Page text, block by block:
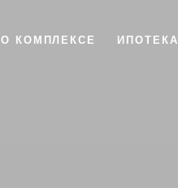
О КОМПЛЕКСЕ ИПОТЕКА